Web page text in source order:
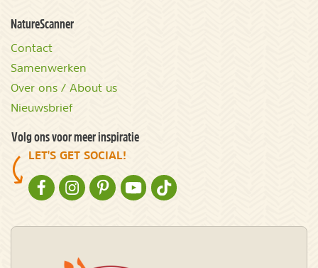
NatureScanner
Contact
Samenwerken
Over ons / About us
Nieuwsbrief
Volg ons voor meer inspiratie
LET'S GET SOCIAL!
NATURESCANNER OP FACEBOOK
NATURESCANNER OP INSTAGRAM
NATURESCANNER OP PINTEREST
NATURESCANNER OP YOUTUBE
NATURESCANNER OP TIKTOK